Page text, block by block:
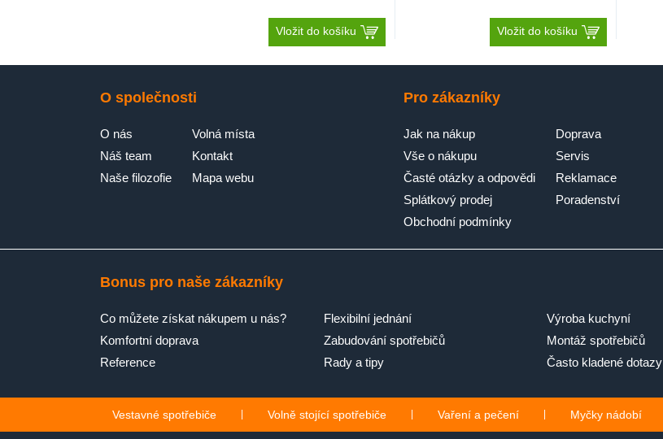
Vložit do košíku Vložit do košíku
O společnosti
O nás
Náš team
Naše filozofie
Volná místa
Kontakt
Mapa webu
Pro zákazníky
Jak na nákup
Vše o nákupu
Časté otázky a odpovědi
Splátkový prodej
Obchodní podmínky
Doprava
Servis
Reklamace
Poradenství
Bonus pro naše zákazníky
Co můžete získat nákupem u nás?
Komfortní doprava
Reference
Flexibilní jednání
Zabudování spotřebičů
Rady a tipy
Výroba kuchyní
Montáž spotřebičů
Často kladené dotazy
Vestavné spotřebiče Volně stojící spotřebiče Vaření a pečení Myčky nádobí